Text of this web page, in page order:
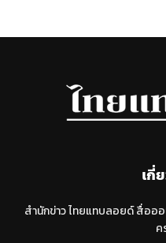
เกี่
สำนักข่าว ไทยแทบลอยด์ สื่อ
ค